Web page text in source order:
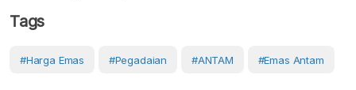
Tags
#Harga Emas #Pegadaian #ANTAM #Emas Antam